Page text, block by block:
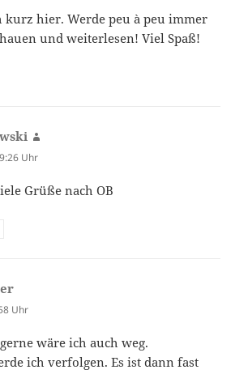
kurz hier. Werde peu à peu immer
und weiterlesen! Viel Spaß!
Uhr
Grüße nach OB
Uhr
wäre ich auch weg.
ich verfolgen. Es ist dann fast